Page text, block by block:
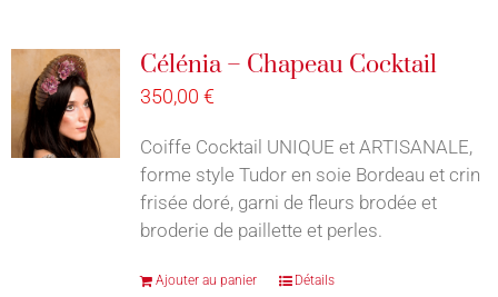
Célénia – Chapeau Cocktail
350,00 €
Coiffe Cocktail UNIQUE et ARTISANALE,
forme style Tudor en soie Bordeau et crin
frisée doré, garni de fleurs brodée et
broderie de paillette et perles.
Ajouter au panier Détails